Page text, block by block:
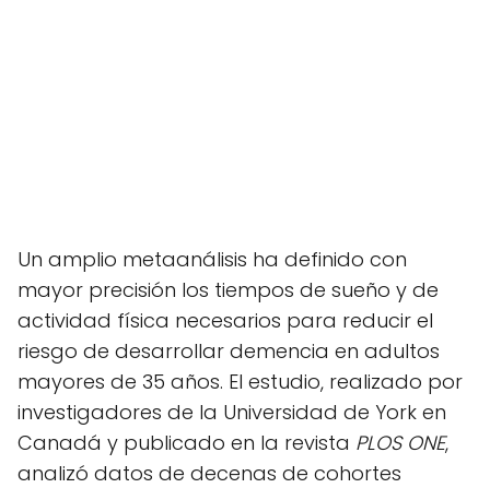
Un amplio metaanálisis ha definido con
mayor precisión los tiempos de sueño y de
actividad física necesarios para reducir el
riesgo de desarrollar demencia en adultos
mayores de 35 años. El estudio, realizado por
investigadores de la Universidad de York en
Canadá y publicado en la revista PLOS ONE,
analizó datos de decenas de cohortes